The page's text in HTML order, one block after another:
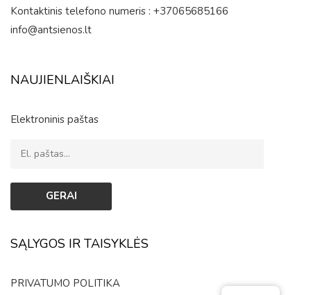
Kontaktinis telefono numeris : +37065685166
info@antsienos.lt
NAUJIENLAIŠKIAI
Elektroninis paštas
SĄLYGOS IR TAISYKLĖS
PRIVATUMO POLITIKA